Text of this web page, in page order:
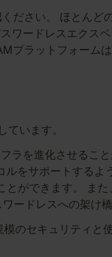
ださい。 ほとんど
ードレスエクス
プラットフォーム
ています。
ラを進化させるこ
をサポートする
ができます。 ま
ードレスへの架け橋
のセキュリティと